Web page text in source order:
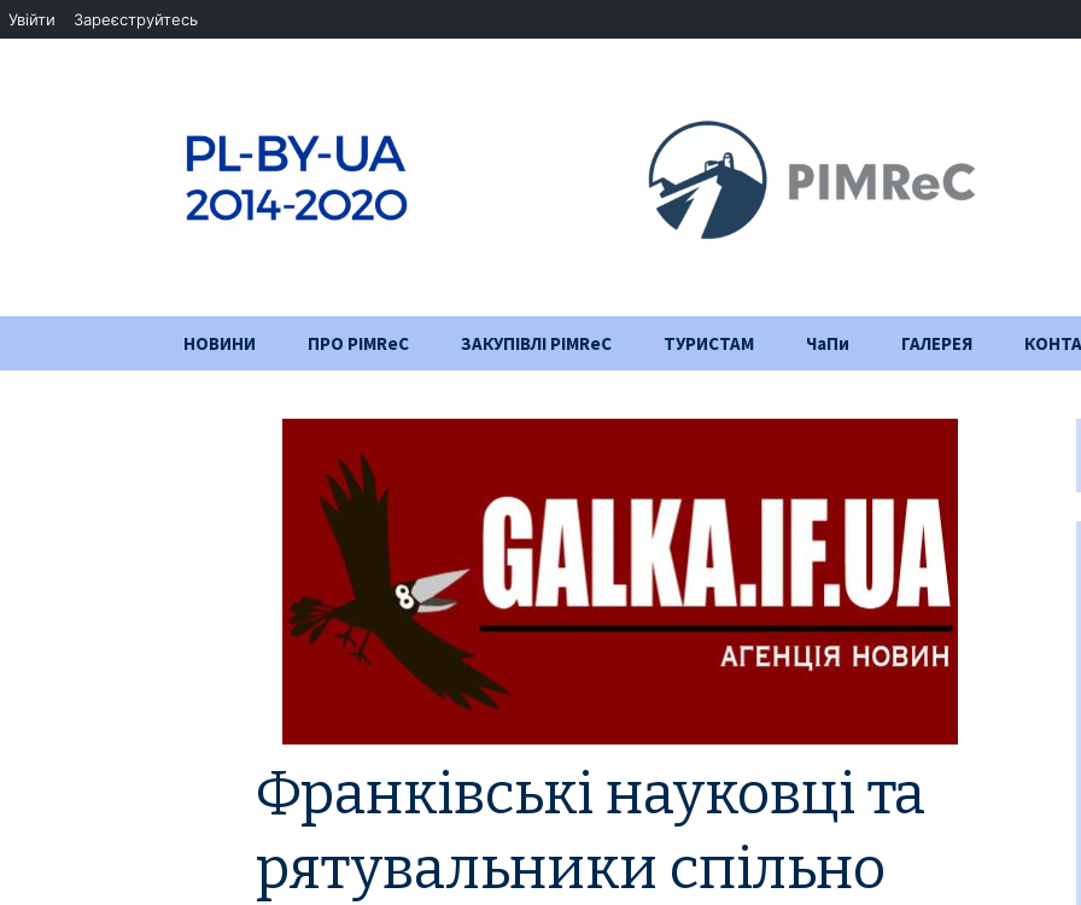
НОВИНИ ПРО PIMReC
Партнери
Хід проекту
Заходи
Корисні матеріали
ЗМІ про PIMReC
ЗАКУПІВЛІ PIMReC ТУРИСТАМ ЧаПи ГАЛЕРЕЯ
будівництва
Франківські науковці та
рятувальники спільно
Увійти Зареєструйтесь